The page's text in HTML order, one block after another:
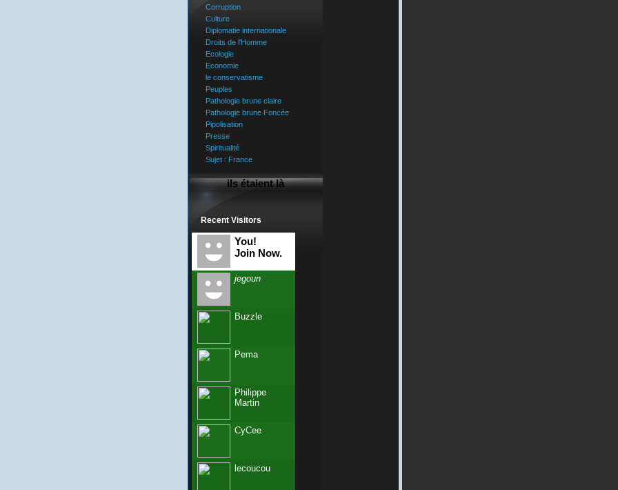
Corruption
Culture
Diplomatie internationale
Droits de l'Homme
Ecologie
Economie
le conservatisme
Peuples
Pathologie brune claire
Pathologie brune Foncée
Pipolisation
Presse
Spiritualité
Sujet : France
ils étaient là
Recent Visitors
You!
Join Now.
jegoun
Buzzle
Pema
Philippe
Martin
CyCee
lecoucou